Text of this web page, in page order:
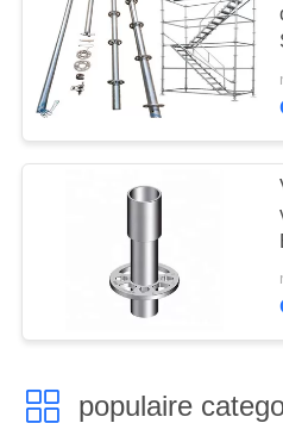
populaire